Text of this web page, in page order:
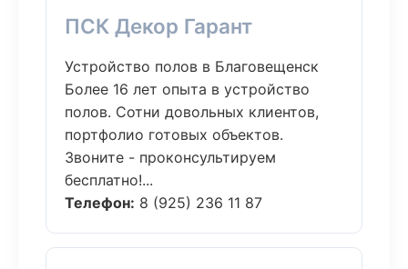
ПСК Декор Гарант
Устройство полов в Благовещенск
Более 16 лет опыта в устройство
полов. Сотни довольных клиентов,
портфолио готовых объектов.
Звоните - проконсультируем
бесплатно!...
Телефон: 8 (925) 236 11 87